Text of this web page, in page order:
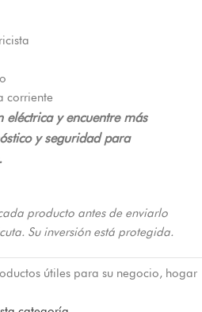
corriente
eléctrica y encuentre más
y seguridad para
producto antes de enviarlo
Su inversión está protegida.
útiles para su negocio, hogar